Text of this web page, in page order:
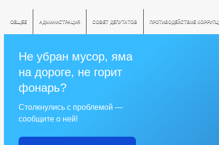
ОБЩЕЕ АДМИНИСТРАЦИЯ СОВЕТ ДЕПУТАТОВ ПРОТИВОДЕЙСТВИЕ
Не убран мусор, яма
на дороге, не горит
фонарь?
Столкнулись с проблемой —
сообщите о ней!